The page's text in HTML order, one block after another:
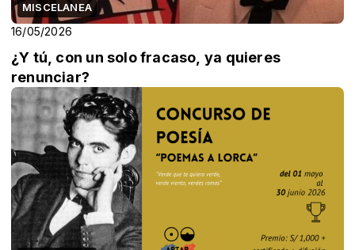
MISCELANEA
16/05/2026
¿Y tú, con un solo fracaso, ya quieres
renunciar?